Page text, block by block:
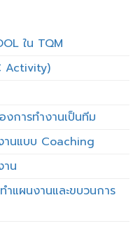
ใน TQM
Activity)
การทำงานเป็นทีม
นแบบ Coaching
าน
แผนงานและขบวนการ